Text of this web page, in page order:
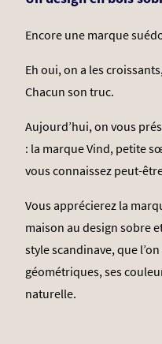
Encore une marque
Eh oui, on a les
Chacun son truc.
Aujourd’hui, on vous
: la marque Vind, petite
vous connaissez peut-
Vous apprécierez la
maison au design sobre
style scandinave, que
géométriques, ses
naturelle.